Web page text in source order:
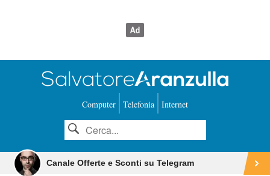
Computer Telefonia Internet
Canale Offerte e Sconti su Telegram